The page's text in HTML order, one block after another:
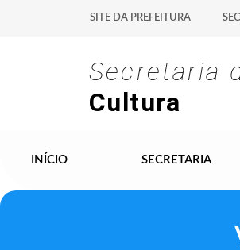
SITE DA PREFEITURA
Secretaria
Cultura
INÍCIO SECRETARIA